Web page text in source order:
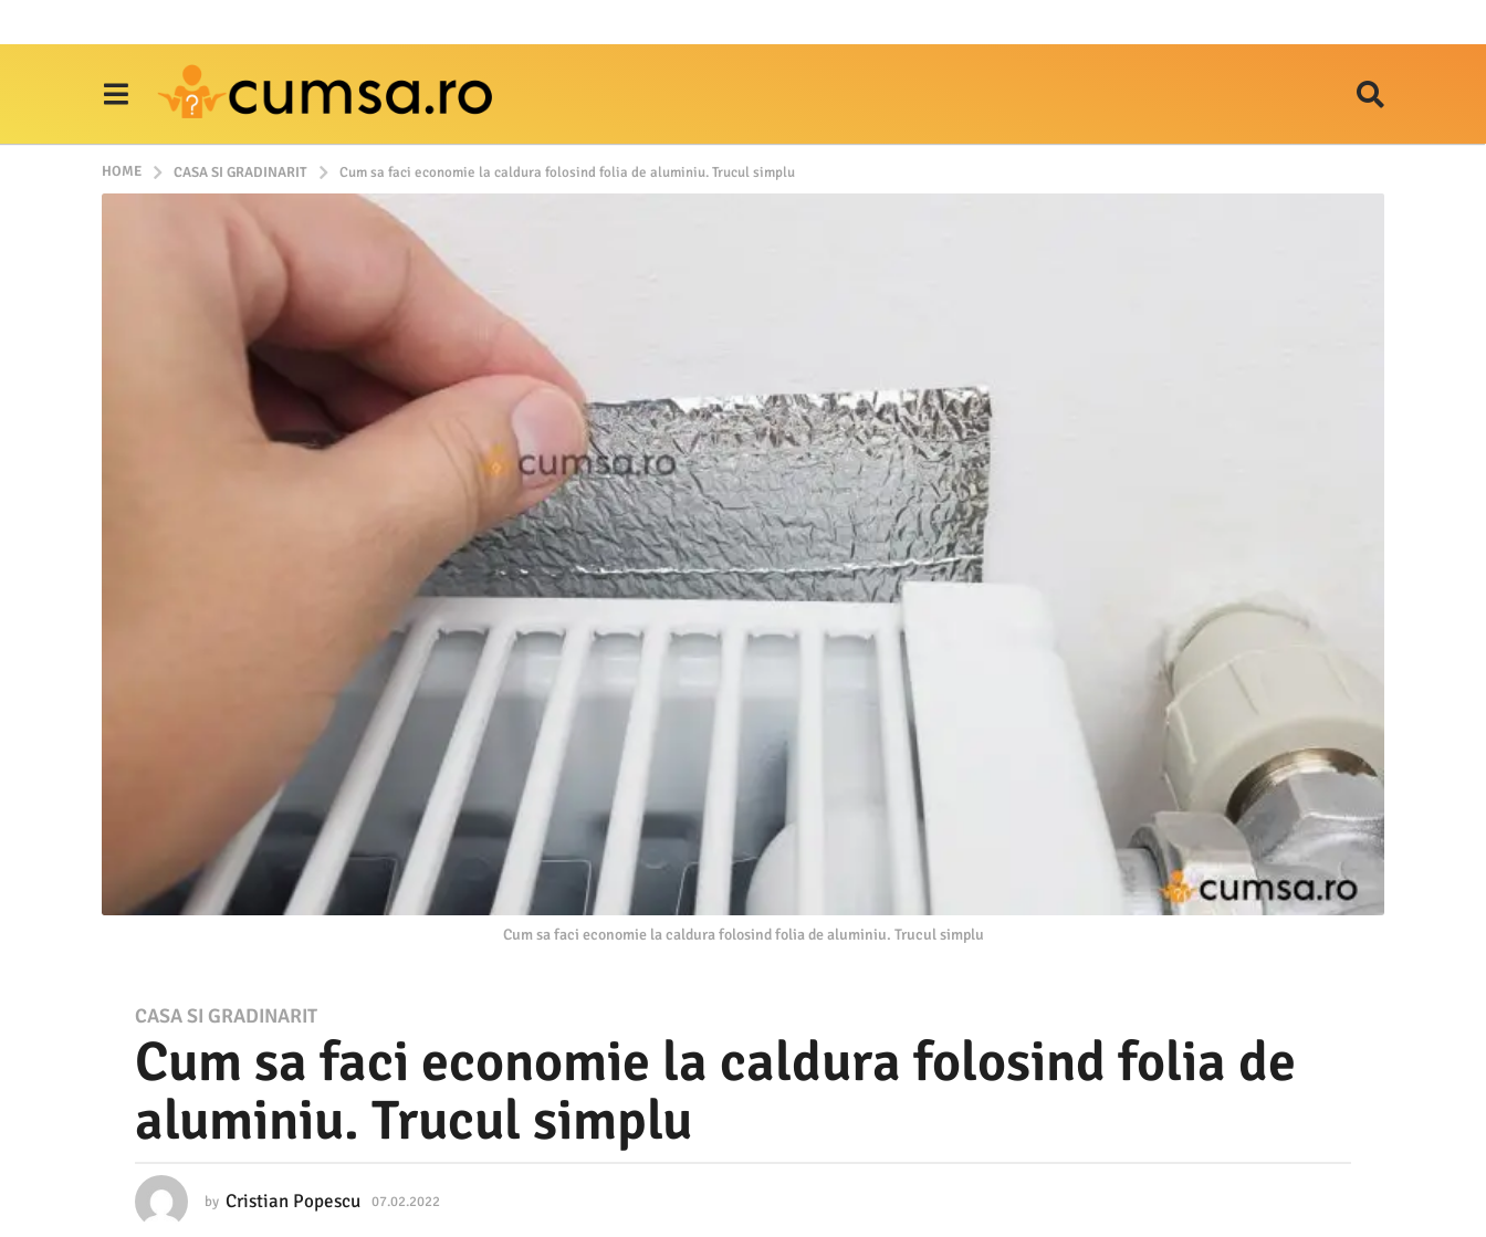
HOME CASA SI GRADINARIT Cum sa faci economie la caldura folosind folia de aluminiu. Trucul simplu
Cum sa faci economie la caldura folosind folia de aluminiu. Trucul simplu
0
7
.
0
.
2
CASA SI GRADINARIT
Cum sa faci economie la caldura folosind folia de
aluminiu. Trucul simplu
by Cristian Popescu 07.02.2022